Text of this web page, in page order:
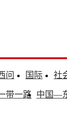
问 国际
社
带一路 中国—